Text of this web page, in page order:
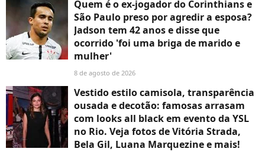
Quem é o ex-jogador do Corinthians e
São Paulo preso por agredir a esposa?
Jadson tem 42 anos e disse que
ocorrido 'foi uma briga de marido e
mulher'
8 de agosto de 2026
Vestido estilo camisola, transparência
ousada e decotão: famosas arrasam
com looks all black em evento da YSL
no Rio. Veja fotos de Vitória Strada,
Bela Gil, Luana Marquezine e mais!